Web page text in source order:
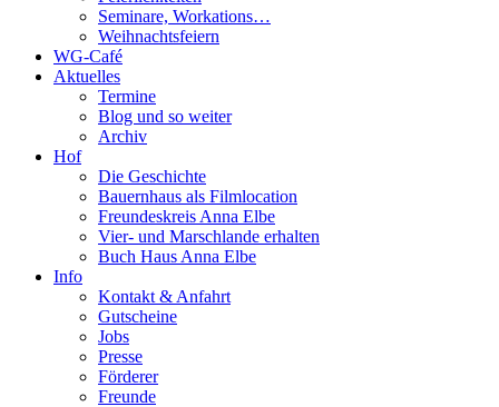
Seminare, Workations…
Weihnachtsfeiern
WG-Café
Aktuelles
Termine
Blog und so weiter
Archiv
Hof
Die Geschichte
Bauernhaus als Filmlocation
Freundeskreis Anna Elbe
Vier- und Marschlande erhalten
Buch Haus Anna Elbe
Info
Kontakt & Anfahrt
Gutscheine
Jobs
Presse
Förderer
Freunde